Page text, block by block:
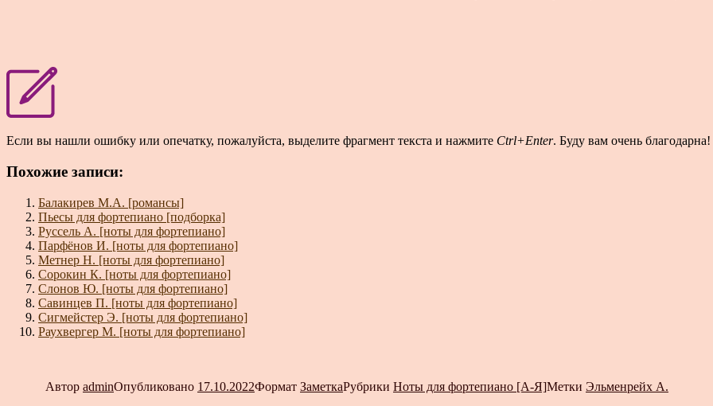
Если вы нашли ошибку или опечатку, пожалуйста, выделите фрагмент текста и нажмите Ctrl+Enter. Буду вам очень благодарна!
Похожие записи:
Балакирев М.А. [романсы]
Пьесы для фортепиано [подборка]
Руссель А. [ноты для фортепиано]
Парфёнов И. [ноты для фортепиано]
Метнер Н. [ноты для фортепиано]
Сорокин К. [ноты для фортепиано]
Слонов Ю. [ноты для фортепиано]
Савинцев П. [ноты для фортепиано]
Сигмейстер Э. [ноты для фортепиано]
Раухвергер М. [ноты для фортепиано]
Автор adminОпубликовано 17.10.2022Формат ЗаметкаРубрики Ноты для фортепиано [А-Я]Метки Эльменрейх А.